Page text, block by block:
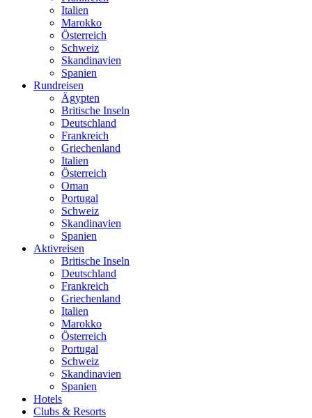
Italien
Marokko
Österreich
Schweiz
Skandinavien
Spanien
Rundreisen
Ägypten
Britische Inseln
Deutschland
Frankreich
Griechenland
Italien
Österreich
Oman
Portugal
Schweiz
Skandinavien
Spanien
Aktivreisen
Britische Inseln
Deutschland
Frankreich
Griechenland
Italien
Marokko
Österreich
Portugal
Schweiz
Skandinavien
Spanien
Hotels
Clubs & Resorts